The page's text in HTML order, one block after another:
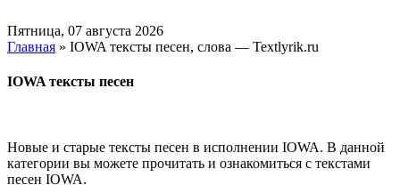
Пятница, 07 августа 2026
Главная » IOWA тексты песен, слова — Textlyrik.ru
IOWA тексты песен
Новые и старые тексты песен в исполнении IOWA. В данной
категории вы можете прочитать и ознакомиться с текстами
песен IOWA.